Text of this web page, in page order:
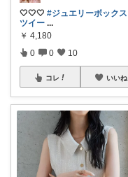
🤍🤍🤍 #ジュエリーボックス
ツイー ...
￥ 4,180
0 0 10
コレ いいね